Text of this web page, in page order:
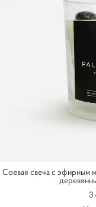
Соевая свеча с эфирным
3